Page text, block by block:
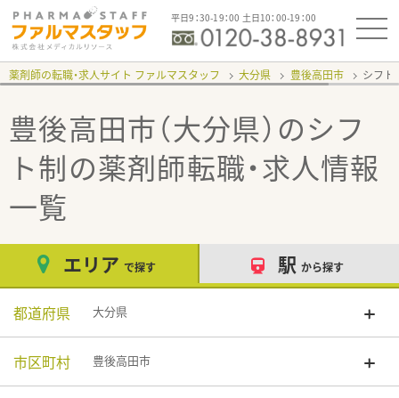
平日9：30-19：00 土日10：00-19：00
薬剤師の転職・求人サイト ファルマスタッフ 大分県 豊後高田市 シフ
豊後高田市（大分県）のシフ
ト制の薬剤師転職・求人情報
一覧
エリア で探す 駅 から探す
都道府県 大分県
市区町村 豊後高田市